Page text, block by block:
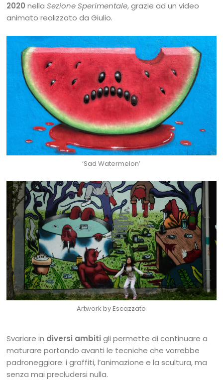
2020 nellaSezione Sperimentale, grazie ad un video
animato realizzato da Giulio.
‘Sad Watermelon’
Artwork by Escazzato
Svariare in diversi ambiti gli permette di continuare a
maturare portando avanti le tecniche che vorrebbe
padroneggiare: i graffiti, l’animazione e la scultura, ma
senza mai precludersi nulla.